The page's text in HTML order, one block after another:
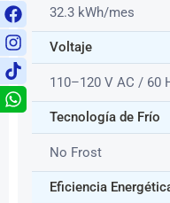
32.3 kWh/mes
Voltaje
110–120 V AC / 60
Tecnología de Frío
No Frost
Eficiencia